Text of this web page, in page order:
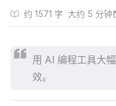
约 1571 字 大约 5 分钟
用 AI 编程工具大
效。